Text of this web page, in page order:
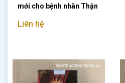
mới cho bệnh nhân Thận
Liên hệ